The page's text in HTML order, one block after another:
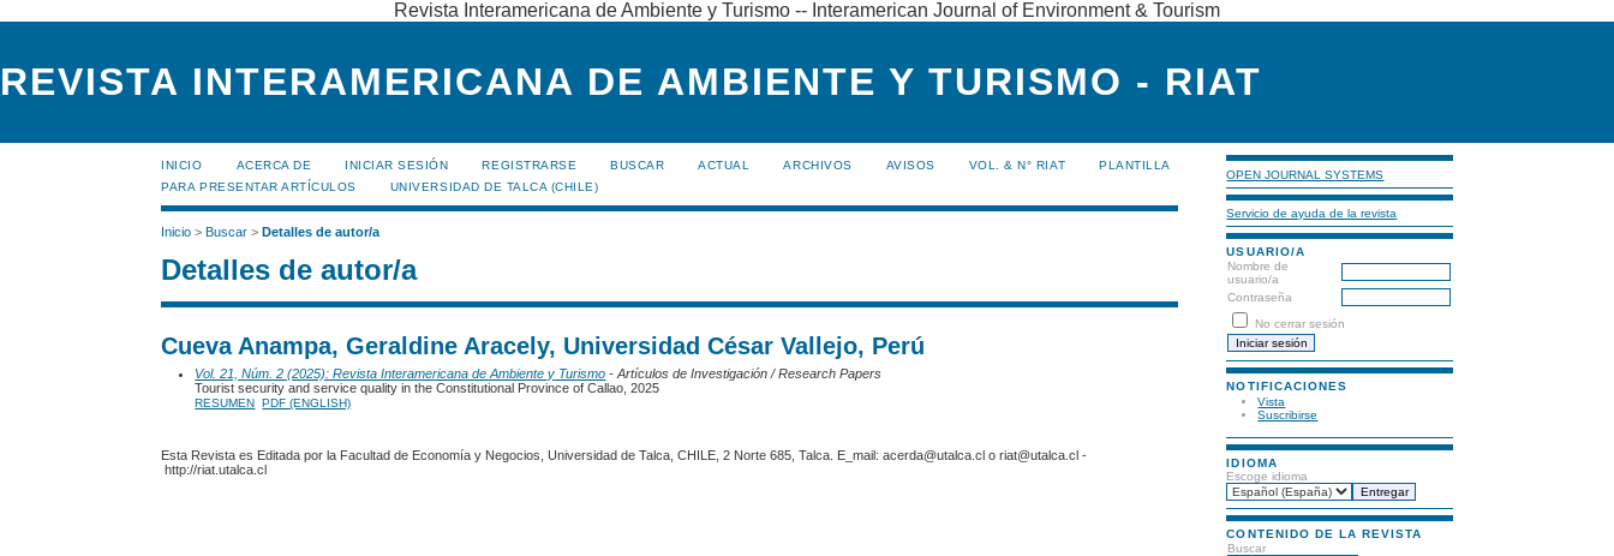
Revista Interamericana de Ambiente y Turismo -- Interamerican Journal of Environment & Tourism
REVISTA INTERAMERICANA DE AMBIENTE Y TURISMO - RIAT
OPEN JOURNAL SYSTEMS
Servicio de ayuda de la revista
USUARIO/A
Nombre de
usuario/a
Contraseña
No cerrar sesión
NOTIFICACIONES
Vista
Suscribirse
IDIOMA
Escoge idioma
CONTENIDO DE LA REVISTA
Buscar
INICIO ACERCA DE INICIAR SESIÓN REGISTRARSE BUSCAR ACTUAL ARCHIVOS AVISOS VOL. & N° RIAT
PLANTILLA
PARA PRESENTAR ARTÍCULOS
UNIVERSIDAD DE TALCA (CHILE)
Inicio >Buscar >Detalles de autor/a
Detalles de autor/a
Cueva Anampa, Geraldine Aracely, Universidad César Vallejo, Perú
Vol. 21, Núm. 2 (2025): Revista Interamericana de Ambiente y Turismo - Artículos de Investigación / Research Papers
Tourist security and service quality in the Constitutional Province of Callao, 2025
RESUMEN PDF (ENGLISH)
Esta Revista es Editada por la Facultad de Economía y Negocios, Universidad de Talca, CHILE, 2 Norte 685, Talca. E_mail: acerda@utalca.cl o riat@utalca.cl -
http://riat.utalca.cl